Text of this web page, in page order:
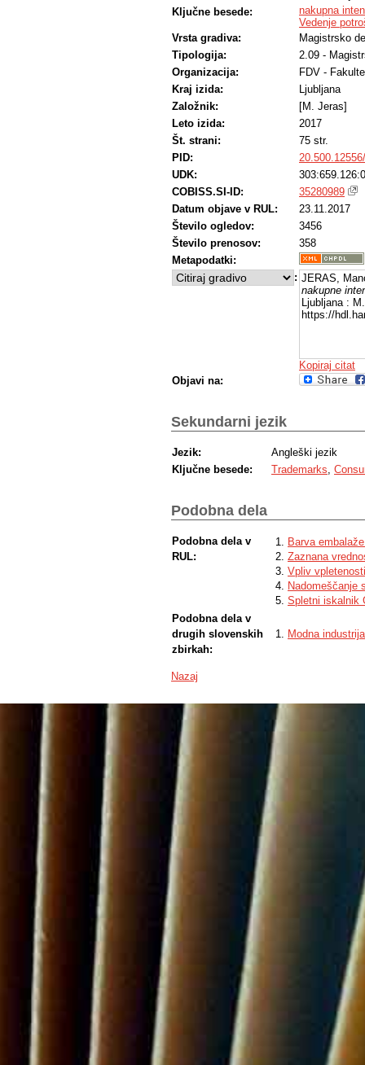
Ključne besede:
nakupna
Vedenje
Vrsta gradiva:
Magistrsko
Tipologija:
2.09 -
Organizacija:
FDV -
Kraj izida:
Ljubljana
Založnik:
[M. Jeras]
Leto izida:
2017
Št. strani:
75 str.
PID:
UDK:
COBISS.SI-ID:
35280989
Datum objave v RUL:
23.11.2017
Število ogledov:
3456
Število prenosov:
358
Metapodatki:
: JERAS,
nakupne
Ljubljana :
https://
Kopiraj citat
Objavi na:
Sekundarni jezik
Jezik:
Angleški jezik
Ključne besede:
Trademarks
Podobna dela
Podobna dela v
RUL:
Barva
Zaznana
Vpliv
Nadomeščanje
Spletni iskalnik
Podobna dela v
drugih slovenskih
zbirkah:
Modna industrija
Nazaj